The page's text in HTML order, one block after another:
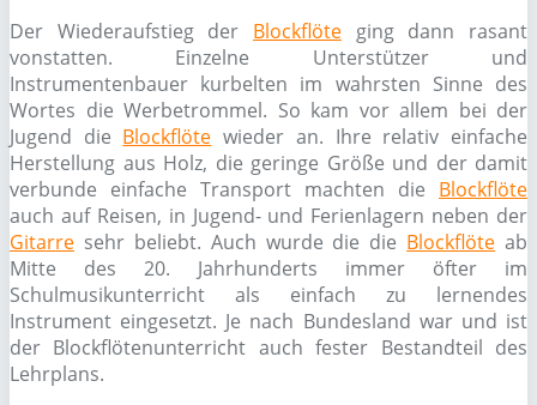
Der Wiederaufstieg der Blockflöte ging dann rasant
vonstatten. Einzelne Unterstützer und
Instrumentenbauer kurbelten im wahrsten Sinne des
Wortes die Werbetrommel. So kam vor allem bei der
Jugend die Blockflöte wieder an. Ihre relativ einfache
Herstellung aus Holz, die geringe Größe und der damit
verbunde einfache Transport machten die Blockflöte
auch auf Reisen, in Jugend- und Ferienlagern neben der
Gitarre sehr beliebt. Auch wurde die die Blockflöte ab
Mitte des 20. Jahrhunderts immer öfter im
Schulmusikunterricht als einfach zu lernendes
Instrument eingesetzt. Je nach Bundesland war und ist
der Blockflötenunterricht auch fester Bestandteil des
Lehrplans.